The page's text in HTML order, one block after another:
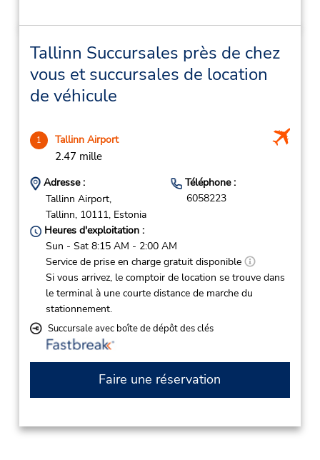
Tallinn Succursales près de chez
vous et succursales de location
de véhicule
1 Tallinn Airport
2.47 mille
Adresse :
Tallinn Airport,
Tallinn, 10111, Estonia
Téléphone :
6058223
Heures d'exploitation :
Sun - Sat 8:15 AM - 2:00 AM
Service de prise en charge gratuit disponible
Si vous arrivez, le comptoir de location se trouve dans
le terminal à une courte distance de marche du
stationnement.
Succursale avec boîte de dépôt des clés
Faire une réservation